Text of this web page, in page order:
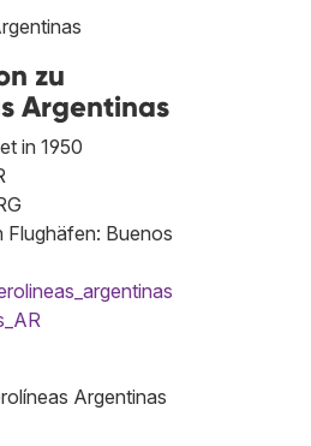
zu
Argentinas
in 1950
Flughäfen: Buenos